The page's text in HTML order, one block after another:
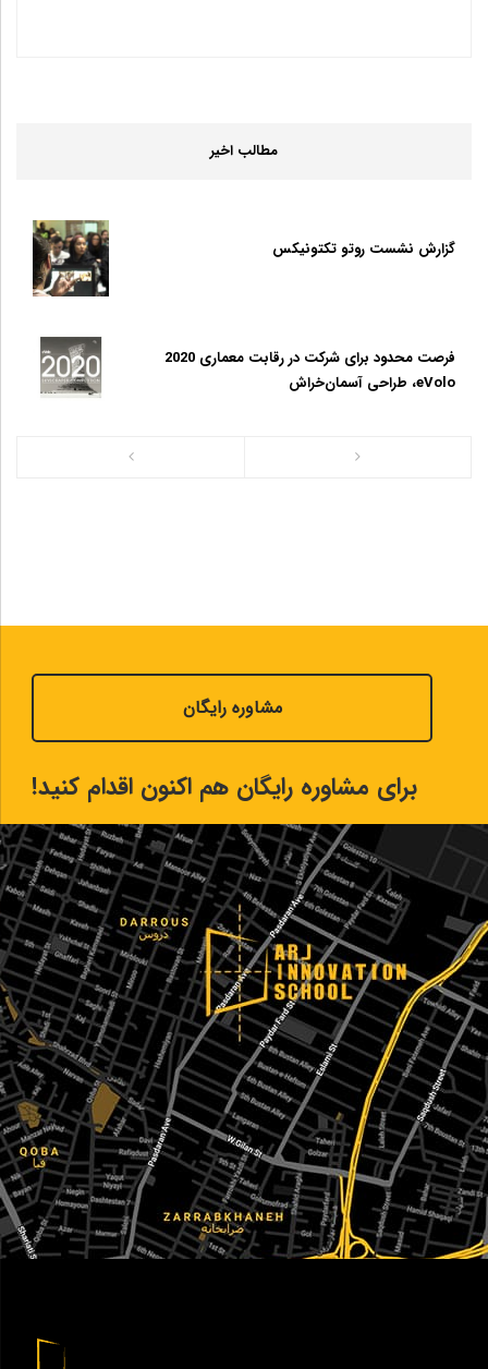
مطالب اخیر
گزارش نشست روتو تکتونیکس
فرصت محدود برای شرکت در رقابت معماری 2020
eVolo، طراحی آسمان‌خراش
مشاوره رایگان
برای مشاوره رایگان هم اکنون اقدام کنید!